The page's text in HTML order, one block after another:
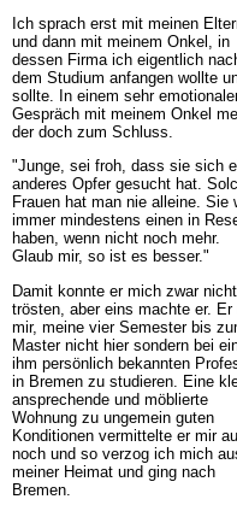
Ich sprach erst mit meinen
und dann mit meinem Onkel, in
dessen Firma ich eigentlich
dem Studium anfangen wollte
sollte. In einem sehr
Gespräch mit meinem Onkel
der doch zum Schluss.
"Junge, sei froh, dass sie sich
anderes Opfer gesucht hat.
Frauen hat man nie alleine. Sie
immer mindestens einen in
haben, wenn nicht noch mehr.
Glaub mir, so ist es besser."
Damit konnte er mich zwar nicht
trösten, aber eins machte er. Er
mir, meine vier Semester bis
Master nicht hier sondern bei
ihm persönlich bekannten
in Bremen zu studieren. Eine
ansprechende und möblierte
Wohnung zu ungemein guten
Konditionen vermittelte er mir
noch und so verzog ich mich
meiner Heimat und ging nach
Bremen.